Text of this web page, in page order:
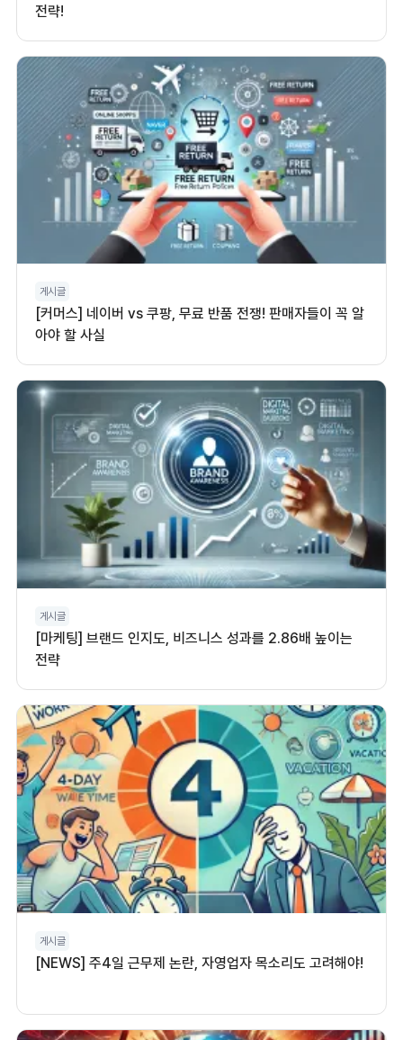
전략!
게시글
[커머스] 네이버 vs 쿠팡, 무료 반품 전쟁! 판매자들이 꼭 알
아야 할 사실
게시글
[마케팅] 브랜드 인지도, 비즈니스 성과를 2.86배 높이는
전략
게시글
[NEWS] 주4일 근무제 논란, 자영업자 목소리도 고려해야!